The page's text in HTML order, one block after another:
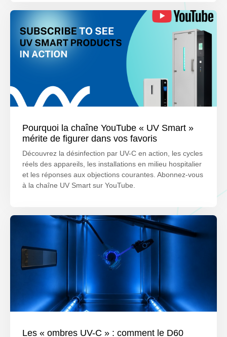
Pourquoi la chaîne YouTube « UV Smart »
mérite de figurer dans vos favoris
Découvrez la désinfection par UV-C en action, les cycles
réels des appareils, les installations en milieu hospitalier
et les réponses aux objections courantes. Abonnez-vous
à la chaîne UV Smart sur YouTube.
Les « ombres UV-C » : comment le D60